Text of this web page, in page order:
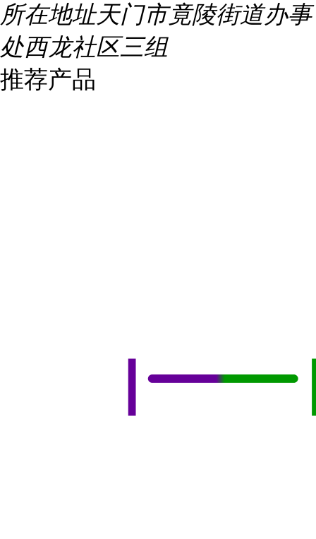
所在地址天门市竟陵街道办事
处西龙社区三组
推荐产品